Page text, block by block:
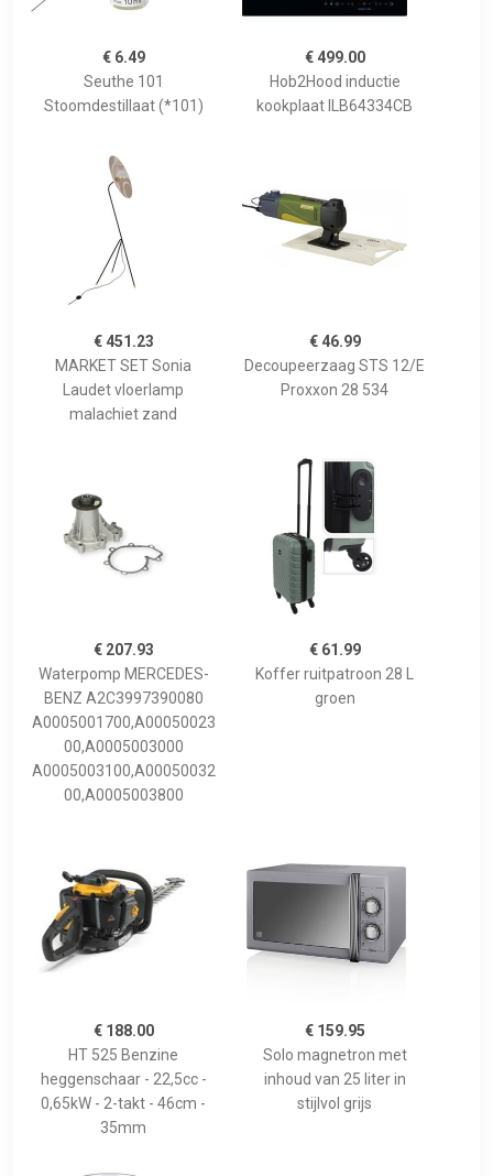
€ 6.49
Seuthe 101
Stoomdestillaat (*101)
€ 499.00
Hob2Hood inductie
kookplaat ILB64334CB
€ 451.23
MARKET SET Sonia
Laudet vloerlamp
malachiet zand
€ 46.99
Decoupeerzaag STS 12/E
Proxxon 28 534
€ 207.93
Waterpomp MERCEDES-
BENZ A2C3997390080
A0005001700,A00050023
00,A0005003000
A0005003100,A00050032
00,A0005003800
€ 61.99
Koffer ruitpatroon 28 L
groen
€ 188.00
HT 525 Benzine
heggenschaar - 22,5cc -
0,65kW - 2-takt - 46cm -
35mm
€ 159.95
Solo magnetron met
inhoud van 25 liter in
stijlvol grijs